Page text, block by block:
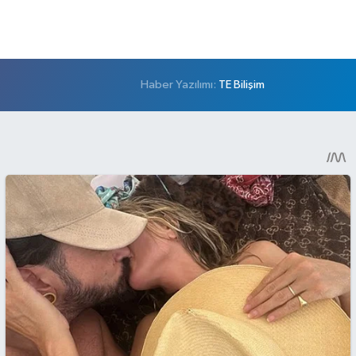
Haber Yazılımı: TE Bilişim